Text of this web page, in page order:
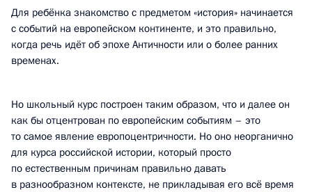
Для ребёнка знакомство с предметом «история» начинается
с событий на европейском континенте, и это правильно,
когда речь идёт об эпохе Античности или о более ранних
временах.
Но школьный курс построен таким образом, что и далее он
как бы отцентрован по европейским событиям – это
то самое явление европоцентричности. Но оно неорганично
для курса российской истории, который просто
по естественным причинам правильно давать
в разнообразном контексте, не прикладывая его всё время